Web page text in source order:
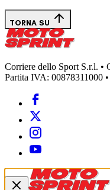
TORNA SU
Corriere dello Sport S.r.l.
Partita IVA: 00878311000